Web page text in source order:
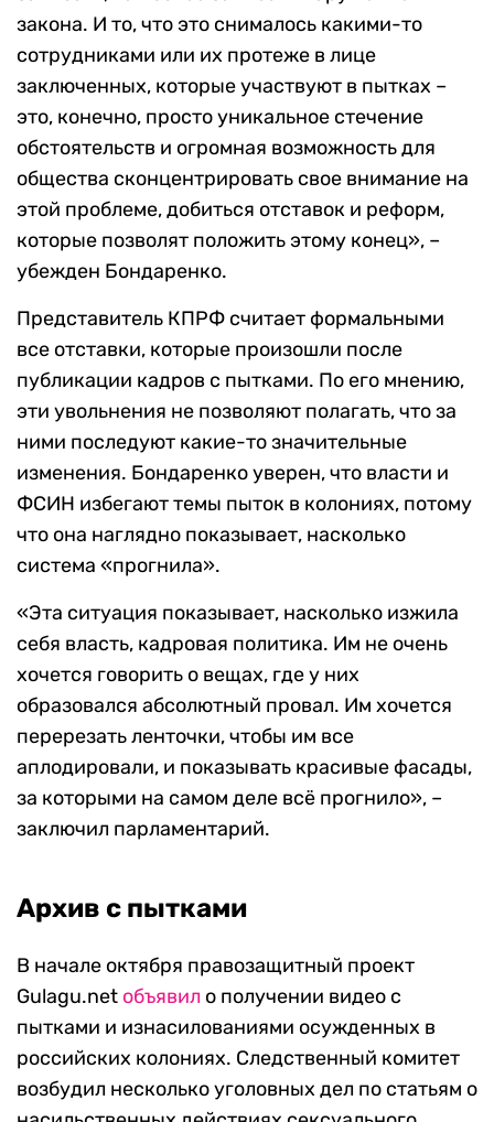
закона. И то, что это снималось какими-то
сотрудниками или их протеже в лице
заключенных, которые участвуют в пытках –
это, конечно, просто уникальное стечение
обстоятельств и огромная возможность для
общества сконцентрировать свое внимание на
этой проблеме, добиться отставок и реформ,
которые позволят положить этому конец», –
убежден Бондаренко.
Представитель КПРФ считает формальными
все отставки, которые произошли после
публикации кадров с пытками. По его мнению,
эти увольнения не позволяют полагать, что за
ними последуют какие-то значительные
изменения. Бондаренко уверен, что власти и
ФСИН избегают темы пыток в колониях, потому
что она наглядно показывает, насколько
система «прогнила».
«Эта ситуация показывает, насколько изжила
себя власть, кадровая политика. Им не очень
хочется говорить о вещах, где у них
образовался абсолютный провал. Им хочется
перерезать ленточки, чтобы им все
аплодировали, и показывать красивые фасады,
за которыми на самом деле всё прогнило», –
заключил парламентарий.
Архив с пытками
В начале октября правозащитный проект
Gulagu.net объявил о получении видео с
пытками и изнасилованиями осужденных в
российских колониях. Следственный комитет
возбудил несколько уголовных дел по статьям о